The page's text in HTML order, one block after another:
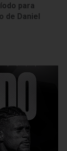
para
de Daniel